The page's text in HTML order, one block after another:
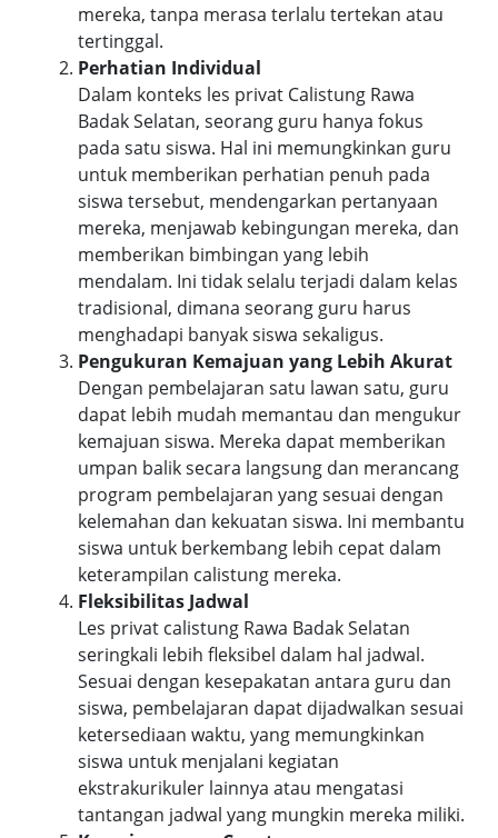
mereka, tanpa merasa terlalu tertekan atau
tertinggal.
Perhatian Individual
Dalam konteks les privat Calistung Rawa
Badak Selatan, seorang guru hanya fokus
pada satu siswa. Hal ini memungkinkan guru
untuk memberikan perhatian penuh pada
siswa tersebut, mendengarkan pertanyaan
mereka, menjawab kebingungan mereka, dan
memberikan bimbingan yang lebih
mendalam. Ini tidak selalu terjadi dalam kelas
tradisional, dimana seorang guru harus
menghadapi banyak siswa sekaligus.
Pengukuran Kemajuan yang Lebih Akurat
Dengan pembelajaran satu lawan satu, guru
dapat lebih mudah memantau dan mengukur
kemajuan siswa. Mereka dapat memberikan
umpan balik secara langsung dan merancang
program pembelajaran yang sesuai dengan
kelemahan dan kekuatan siswa. Ini membantu
siswa untuk berkembang lebih cepat dalam
keterampilan calistung mereka.
Fleksibilitas Jadwal
Les privat calistung Rawa Badak Selatan
seringkali lebih fleksibel dalam hal jadwal.
Sesuai dengan kesepakatan antara guru dan
siswa, pembelajaran dapat dijadwalkan sesuai
ketersediaan waktu, yang memungkinkan
siswa untuk menjalani kegiatan
ekstrakurikuler lainnya atau mengatasi
tantangan jadwal yang mungkin mereka miliki.